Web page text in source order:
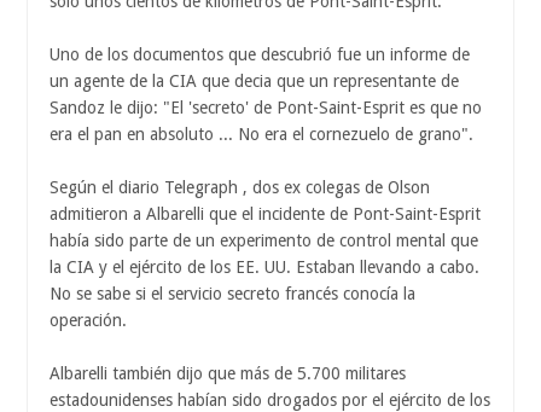
Uno de los documentos que descubrió fue un informe de
un agente de la CIA que decia que un representante de
Sandoz le dijo: "El 'secreto' de Pont-Saint-Esprit es que no
era el pan en absoluto ... No era el cornezuelo de grano".
Según el diario Telegraph , dos ex colegas de Olson
admitieron a Albarelli que el incidente de Pont-Saint-Esprit
había sido parte de un experimento de control mental que
la CIA y el ejército de los EE. UU. Estaban llevando a cabo.
No se sabe si el servicio secreto francés conocía la
operación.
Albarelli también dijo que más de 5.700 militares
estadounidenses habían sido drogados por el ejército de los